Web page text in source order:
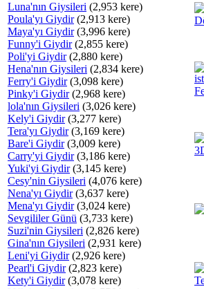
Luna'nın Giysileri (2,953 kere)
Poula'yı Giydir(2,913 kere)
Maya'yı Giydir(3,996 kere)
Funny'i Giydir(2,855 kere)
Poli'yi Giydir(2,880 kere)
Hena'nın Giysileri (2,834 kere)
Ferry'i Giydir(3,098 kere)
Pinky'i Giydir(2,968 kere)
lola'nın Giysileri (3,026 kere)
Kely'i Giydir(3,277 kere)
Tera'yı Giydir(3,169 kere)
Bare'i Giydir(3,009 kere)
Carry'yi Giydir(3,186 kere)
Yuki'yi Giydir(3,145 kere)
Cesy'nin Giysileri (4,076 kere)
Nena'yı Giydir(3,637 kere)
Mena'yı Giydir(3,024 kere)
Sevgililer Günü (3,733 kere)
Suzi'nin Giysileri (2,826 kere)
Gina'nın Giysileri (2,931 kere)
Leni'yi Giydir(2,926 kere)
Pearl'i Giydir(2,823 kere)
Kety'i Giydir(3,078 kere)